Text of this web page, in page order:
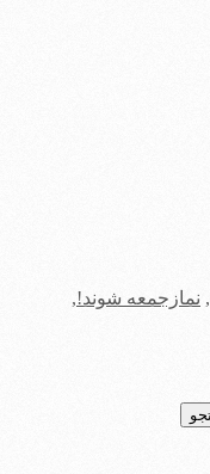
, نمازجمعه شوند!,